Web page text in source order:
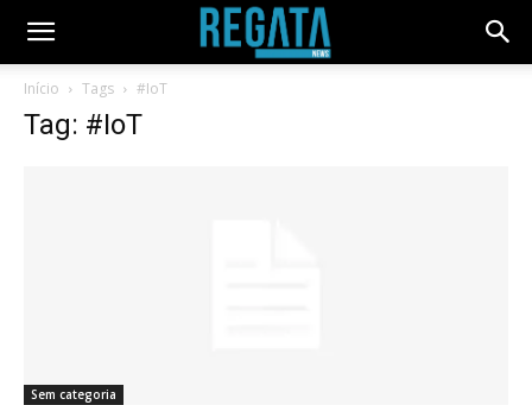
Início Tags #IoT
Tag: #IoT
Sem categoria